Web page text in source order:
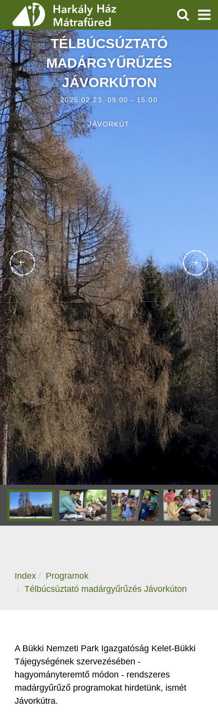
SZOLGÁLTATÁSOK
PROGRAMOK
HÍREK
RÓLUNK
ÁRAK, NYITVATARTÁS
KERESÉS
TÉLBÚCSÚZTATÓ
MADÁRGYŰRŰZÉS
JÁVORKÚTON
2025.02.23. 09:00 - 15:00
JÁVORKÚT
Index
Programok
Télbúcsúztató madárgyűrűzés Jávorkúton
A Bükki Nemzeti Park Igazgatóság Kelet-Bükki
Tájegységének szervezésében -
hagyományteremtő módon - rendszeres
madárgyűrűző programokat hirdetünk, ismét
Jávorkútra.